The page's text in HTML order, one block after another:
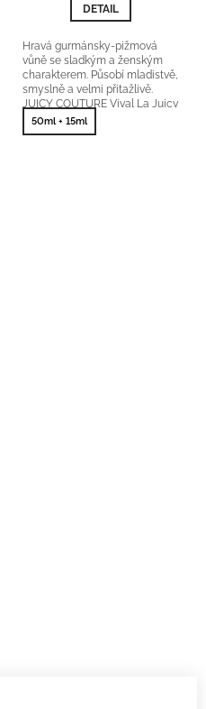
DETAIL
Hravá gurmánsky-pižmová
vůně se sladkým a ženským
charakterem. Působí mladistvě,
smyslně a velmi přitažlivě.
JUICY COUTURE Vival La Juicy
orientační...
50ml + 15ml